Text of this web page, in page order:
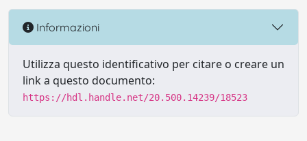
Informazioni
Utilizza questo identificativo per citare o creare un
link a questo documento:
https://hdl.handle.net/20.500.14239/18523